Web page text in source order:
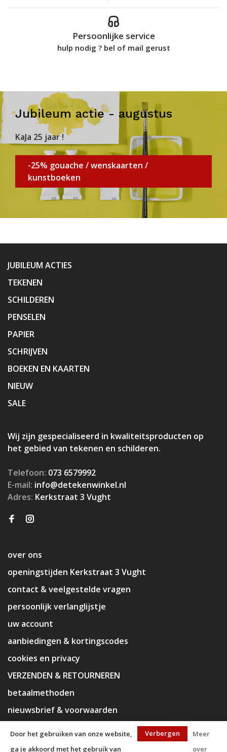
Persoonlijke service
hulp nodig ? bel of mail gerust
Jubileum actie - augustus
KaJa 25 jaar !
-25% gouache / wenskaarten /
kunstboeken
JUBILEUM ACTIES
TEKENEN
SCHILDEREN
PENSELEN
PAPIER
SCHRIJVEN
BOEKEN EN KAARTEN
NIEUW
SALE
Wij zijn gespecialiseerd in kwaliteitsproducten op
het gebied van tekenen en schilderen.
Telefoon: 073 6579992
E-mail: info@detekenwinkel.nl
Adres: Kerkstraat 3 Vught
over ons
openingstijden Kerkstraat 3 Vught
contact & veelgestelde vragen
persoonlijk verlanglijstje
uw account
aanbiedingen & kortingscodes
cookies en privacy
VERZENDEN & RETOURNEREN
betaalmethoden
nieuwsbrief & voorwaarden
Door het gebruiken van onze website,
ga je akkoord met het gebruik van
Verbergen
Meer
over